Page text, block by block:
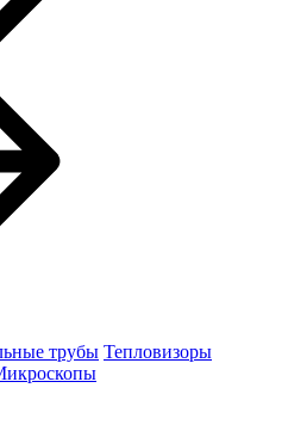
трубы Тепловизоры